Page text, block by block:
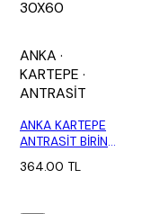
30X60
ANKA ·
KARTEPE ·
ANTRASİT
ANKA KARTEPE
ANTRASİT BİRİNCİ
364.00 TL